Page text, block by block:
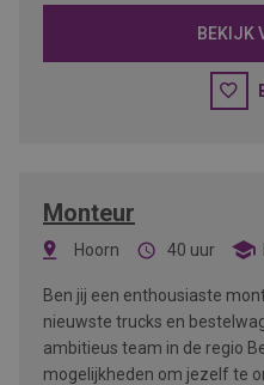
BEKIJK
Monteur
Hoorn 40 uur
Ben jij een enthousiaste
nieuwste trucks en
ambitieus team in de regio
mogelijkheden om jezelf te